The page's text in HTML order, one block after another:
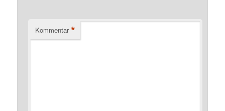
Kommentar *